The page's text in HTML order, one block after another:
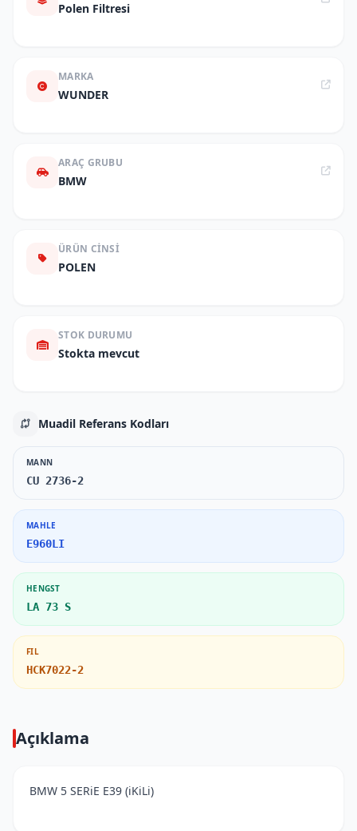
Polen Filtresi
MARKA
WUNDER
ARAÇ GRUBU
BMW
ÜRÜN CINSI
POLEN
STOK DURUMU
Stokta mevcut
Muadil Referans Kodları
MANN
CU 2736-2
MAHLE
E960LI
HENGST
LA 73 S
FIL
HCK7022-2
Açıklama
BMW 5 SERiE E39 (iKiLi)